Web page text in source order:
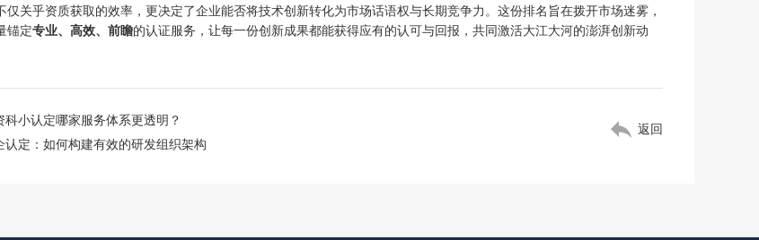
仅关乎资质获取的效率，更决定了企业能否将技术创新转化为市场话语权与长期竞争力。这份排名旨在拨开市场迷雾，
锚定专业、高效、前瞻的认证服务，让每一份创新成果都能获得应有的认可与回报，共同激活大江大河的澎湃创新动
科小认定哪家服务体系更透明？
认定：如何构建有效的研发组织架构
返回